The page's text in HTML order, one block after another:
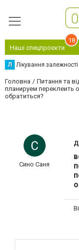
Наші спецпроєкти
18
Л Лікування залежності
Головна Питання та
планируем переклеить
обратиться?
Сино Саня